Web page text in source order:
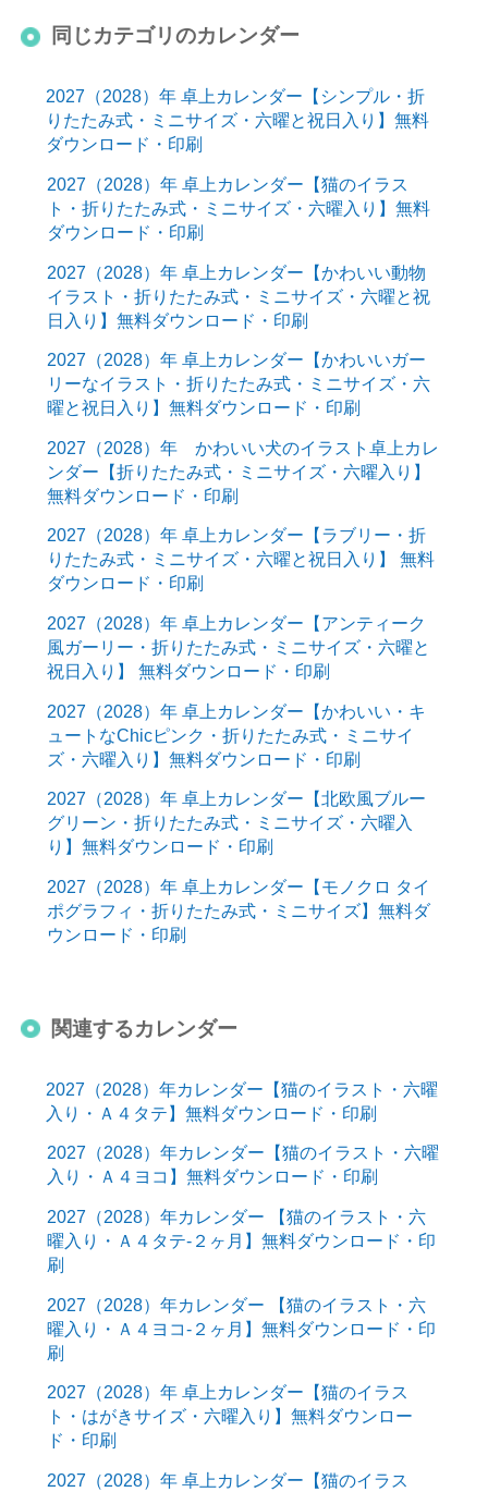
同じカテゴリのカレンダー
2027（2028）年 卓上カレンダー【シンプル・折
りたたみ式・ミニサイズ・六曜と祝日入り】無料
ダウンロード・印刷
2027（2028）年 卓上カレンダー【猫のイラス
ト・折りたたみ式・ミニサイズ・六曜入り】無料
ダウンロード・印刷
2027（2028）年 卓上カレンダー【かわいい動物
イラスト・折りたたみ式・ミニサイズ・六曜と祝
日入り】無料ダウンロード・印刷
2027（2028）年 卓上カレンダー【かわいいガー
リーなイラスト・折りたたみ式・ミニサイズ・六
曜と祝日入り】無料ダウンロード・印刷
2027（2028）年 かわいい犬のイラスト卓上カレ
ンダー【折りたたみ式・ミニサイズ・六曜入り】
無料ダウンロード・印刷
2027（2028）年 卓上カレンダー【ラブリー・折
りたたみ式・ミニサイズ・六曜と祝日入り】 無料
ダウンロード・印刷
2027（2028）年 卓上カレンダー【アンティーク
風ガーリー・折りたたみ式・ミニサイズ・六曜と
祝日入り】 無料ダウンロード・印刷
2027（2028）年 卓上カレンダー【かわいい・キ
ュートなChicピンク・折りたたみ式・ミニサイ
ズ・六曜入り】無料ダウンロード・印刷
2027（2028）年 卓上カレンダー【北欧風ブルー
グリーン・折りたたみ式・ミニサイズ・六曜入
り】無料ダウンロード・印刷
2027（2028）年 卓上カレンダー【モノクロ タイ
ポグラフィ・折りたたみ式・ミニサイズ】無料ダ
ウンロード・印刷
関連するカレンダー
2027（2028）年カレンダー【猫のイラスト・六曜
入り・Ａ４タテ】無料ダウンロード・印刷
2027（2028）年カレンダー【猫のイラスト・六曜
入り・Ａ４ヨコ】無料ダウンロード・印刷
2027（2028）年カレンダー 【猫のイラスト・六
曜入り・Ａ４タテ-２ヶ月】無料ダウンロード・印
刷
2027（2028）年カレンダー 【猫のイラスト・六
曜入り・Ａ４ヨコ-２ヶ月】無料ダウンロード・印
刷
2027（2028）年 卓上カレンダー【猫のイラス
ト・はがきサイズ・六曜入り】無料ダウンロー
ド・印刷
2027（2028）年 卓上カレンダー【猫のイラス